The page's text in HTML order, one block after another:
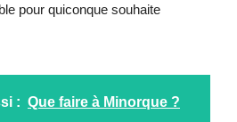
pour quiconque souhaite
: Que faire à Minorque ?